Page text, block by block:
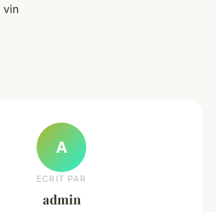
vin
A
ECRIT PAR
admin